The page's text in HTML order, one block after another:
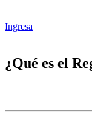
Ingresa
¿Qué es el